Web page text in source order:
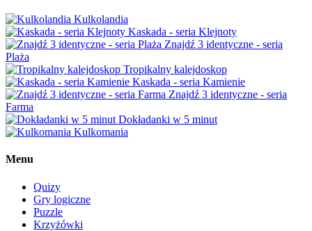
Kulkolandia
Kaskada - seria Klejnoty
Znajdź 3 identyczne - seria
Plaża
Tropikalny kalejdoskop
Kaskada - seria Kamienie
Znajdź 3 identyczne - seria
Farma
Dokładanki w 5 minut
Kulkomania
Menu
Quizy
Gry logiczne
Puzzle
Krzyżówki